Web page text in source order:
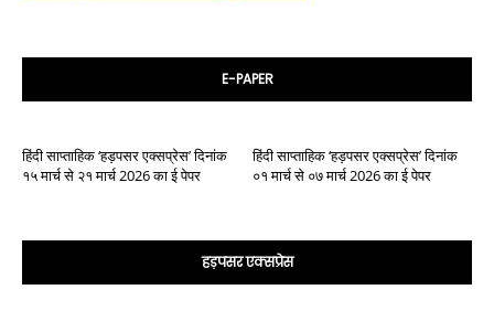
E-PAPER
हिंदी साप्ताहिक ‘हड़पसर एक्सप्रेस’ दिनांक
१५ मार्च से २१ मार्च 2026 का ई पेपर
हिंदी साप्ताहिक ‘हड़पसर एक्सप्रेस’ दिनांक
०१ मार्च से ०७ मार्च 2026 का ई पेपर
हड़पसर एक्सप्रेस